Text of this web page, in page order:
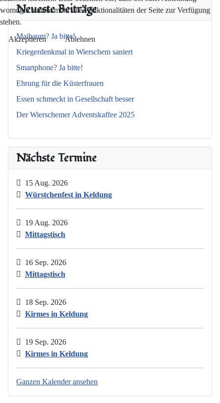
Neueste Beiträge
Maibaum? Ja bitte!
Kriegerdenkmal in Wierschem saniert
Smartphone? Ja bitte!
Ehrung für die Küsterfrauen
Essen schmeckt in Gesellschaft besser
Der Wierschemer Adventskaffee 2025
Nächste Termine
15 Aug. 2026
Würstchenfest in Keldung
19 Aug. 2026
Mittagstisch
16 Sep. 2026
Mittagstisch
18 Sep. 2026
Kirmes in Keldung
19 Sep. 2026
Kirmes in Keldung
Ganzen Kalender ansehen
womöglich nicht mehr alle Funktionalitäten der Seite zur Verfügung
stehen.
Akzeptieren Ablehnen